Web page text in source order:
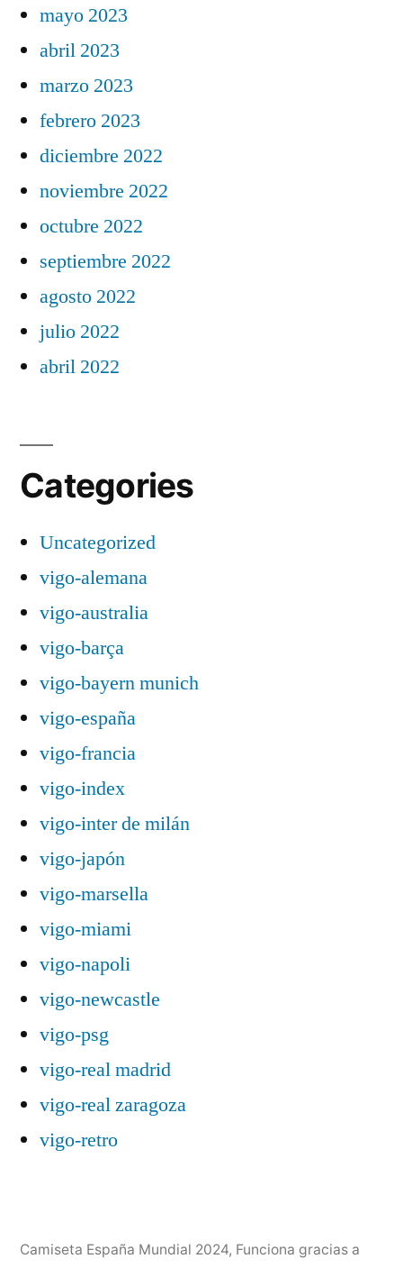
mayo 2023
abril 2023
marzo 2023
febrero 2023
diciembre 2022
noviembre 2022
octubre 2022
septiembre 2022
agosto 2022
julio 2022
abril 2022
Categories
Uncategorized
vigo-alemana
vigo-australia
vigo-barça
vigo-bayern munich
vigo-españa
vigo-francia
vigo-index
vigo-inter de milán
vigo-japón
vigo-marsella
vigo-miami
vigo-napoli
vigo-newcastle
vigo-psg
vigo-real madrid
vigo-real zaragoza
vigo-retro
Camiseta España Mundial 2024, Funciona gracias a